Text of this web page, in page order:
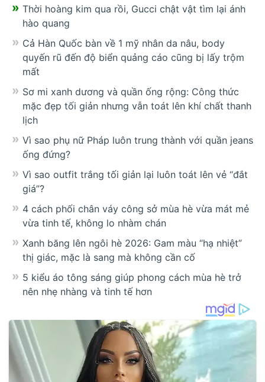
Thời hoàng kim qua rồi, Gucci chật vật tìm lại ánh
hào quang
Cả Hàn Quốc bàn về 1 mỹ nhân da nâu, body
quyến rũ đến độ biển quảng cáo cũng bị lấy trộm
mất
Sơ mi xanh dương và quần ống rộng: Công thức
mặc đẹp tối giản nhưng vẫn toát lên khí chất thanh
lịch
Vì sao phụ nữ Pháp luôn trung thành với quần jeans
ống đứng?
Vì sao outfit trắng tối giản lại luôn toát lên vẻ “đắt
giá”?
4 cách phối chân váy công sở mùa hè vừa mát mẻ
vừa tinh tế, không lo nhàm chán
Xanh băng lên ngôi hè 2026: Gam màu “hạ nhiệt”
thị giác, mặc là sang mà không cần cố
5 kiểu áo tông sáng giúp phong cách mùa hè trở
nên nhẹ nhàng và tinh tế hơn